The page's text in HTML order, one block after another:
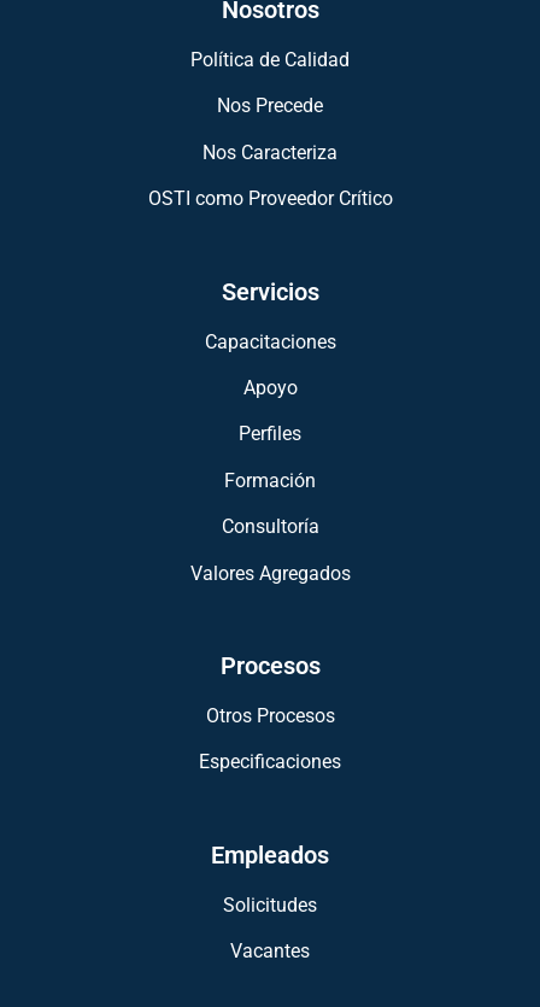
Nosotros
Política de Calidad
Nos Precede
Nos Caracteriza
OSTI como Proveedor Crítico
Servicios
Capacitaciones
Apoyo
Perfiles
Formación
Consultoría
Valores Agregados
Procesos
Otros Procesos
Especificaciones
Empleados
Solicitudes
Vacantes